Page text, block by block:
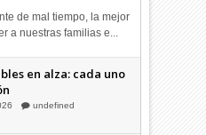
de mal tiempo, la mejor
a nuestras familias e...
la trazabilidad de los
undefined
en alza: cada uno
undefined